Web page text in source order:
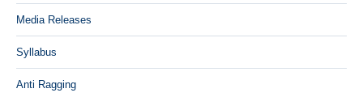
Media Releases
Syllabus
Anti Ragging